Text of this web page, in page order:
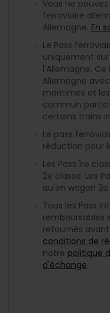
Vous ne
ferroviaire
Allemagne. En
Le Pass
uniquement
l'Allemagne.
Allemagne
maritimes et
commun
certains trains
Le pass
réduction pour
Les Pass 1re
2e classe. Les
qu'en wagon 2e
Tous les Pass
remboursables
retournés
conditions de
notre politique
d'échange.